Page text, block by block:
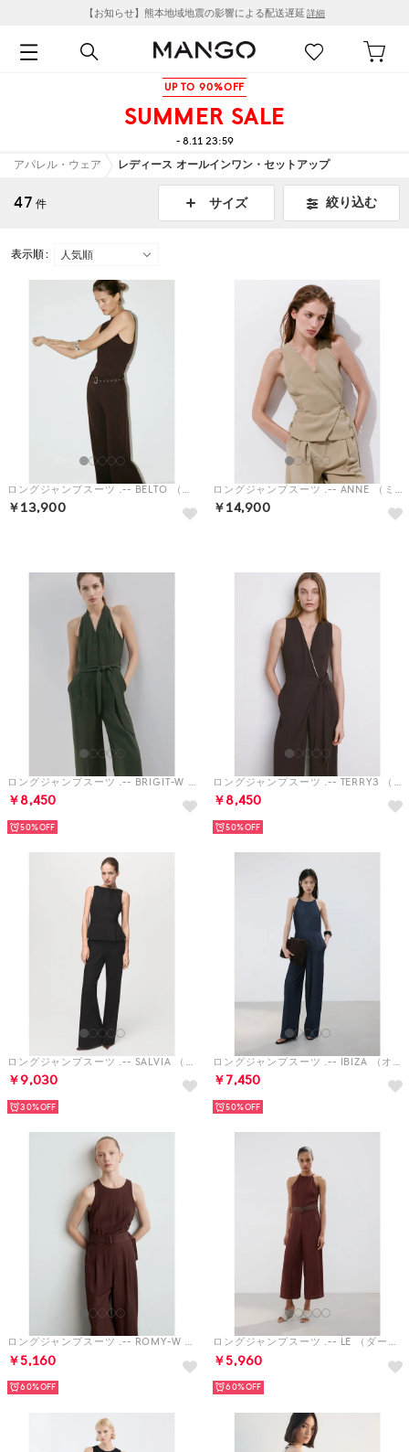
【お知らせ】熊本地域地震の影響による配送遅延 詳細
UP TO 90%OFF
SUMMER SALE
- 8.11 23:59
アパレル・ウェア
レディース オールインワン・セットアップ
47 件 サイズ 絞り込む
表示順 :
ロングジャンプスーツ .-- BELTO （ブラウン）
￥13,900
ロングジャンプスーツ .-- ANNE （ミディアムブラウン）
￥14,900
ロングジャンプスーツ .-- BRIGIT-W （カーキ）
￥8,450
50%
ロングジャンプスーツ .-- TERRY3 （ダークブラウン）
￥8,450
50%
ロングジャンプスーツ .-- SALVIA （ブラウン）
￥9,030
30%
ロングジャンプスーツ .-- IBIZA （オープンブルー）
￥7,450
50%
ロングジャンプスーツ .-- ROMY-W （ブラウン）
￥5,160
60%
ロングジャンプスーツ .-- LE （ダークレッド）
￥5,960
60%